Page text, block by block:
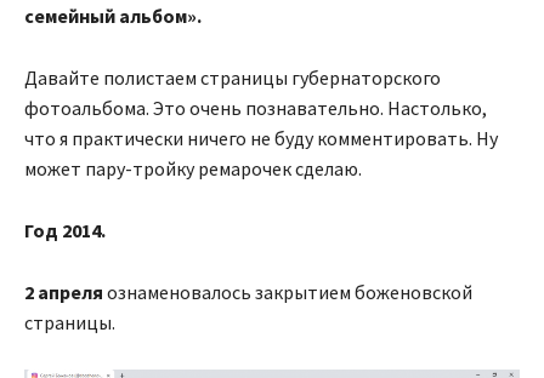
семейный альбом».
Давайте полистаем страницы губернаторского
фотоальбома. Это очень познавательно. Настолько,
что я практически ничего не буду комментировать. Ну
может пару-тройку ремарочек сделаю.
Год 2014.
2 апреля ознаменовалось закрытием боженовской
страницы.